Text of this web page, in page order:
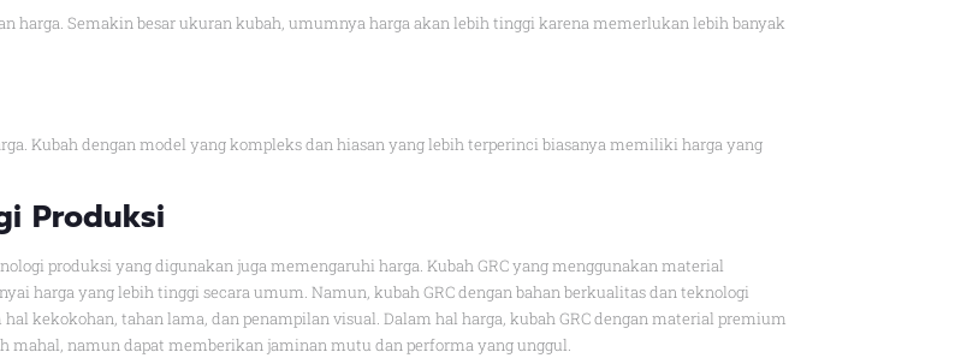
harga. Semakin besar ukuran kubah, umumnya harga akan lebih tinggi karena memerlukan lebih banyak
Kubah dengan model yang kompleks dan hiasan yang lebih terperinci biasanya memiliki harga yang
Produksi
produksi yang digunakan juga memengaruhi harga. Kubah GRC yang menggunakan material
harga yang lebih tinggi secara umum. Namun, kubah GRC dengan bahan berkualitas dan teknologi
kekokohan, tahan lama, dan penampilan visual. Dalam hal harga, kubah GRC dengan material premium
namun dapat memberikan jaminan mutu dan performa yang unggul.